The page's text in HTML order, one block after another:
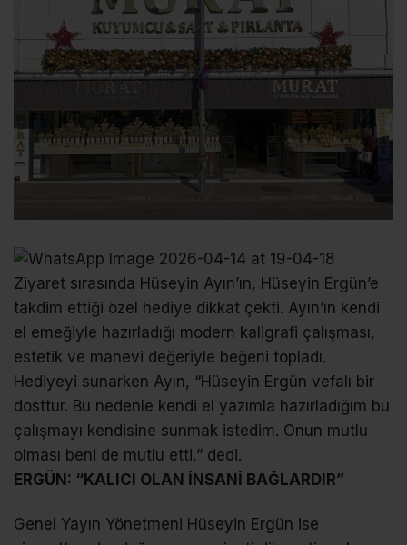
Ziyaret sırasında Hüseyin Ayın’ın, Hüseyin Ergün’e
takdim ettiği özel hediye dikkat çekti. Ayın’ın kendi
el emeğiyle hazırladığı modern kaligrafi çalışması,
estetik ve manevi değeriyle beğeni topladı.
Hediyeyi sunarken Ayın, “Hüseyin Ergün vefalı bir
dosttur. Bu nedenle kendi el yazımla hazırladığım bu
çalışmayı kendisine sunmak istedim. Onun mutlu
olması beni de mutlu etti,” dedi.
ERGÜN: “KALICI OLAN İNSANİ BAĞLARDIR”
Genel Yayın Yönetmeni Hüseyin Ergün ise